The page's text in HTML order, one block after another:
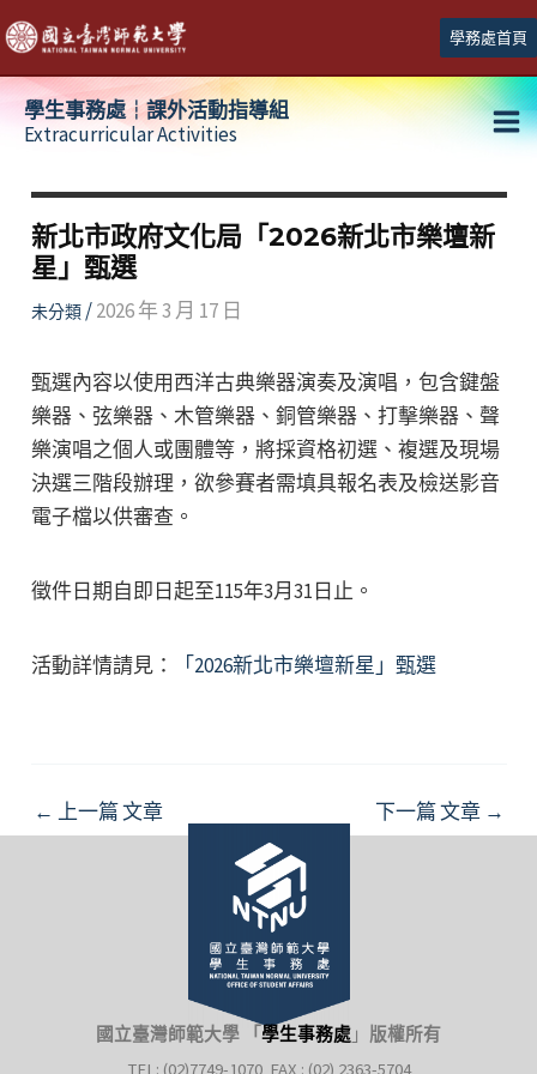
跳
至
主
學務處首頁
學生事務處┆課外活動指導組
Extracurricular Activities
新北市政府文化局「2026新北市樂壇新
星」甄選
未分類/2026 年 3 月 17 日
甄選內容以使用西洋古典樂器演奏及演唱，包含鍵盤
樂器、弦樂器、木管樂器、銅管樂器、打擊樂器、聲
樂演唱之個人或團體等，將採資格初選、複選及現場
決選三階段辦理，欲參賽者需填具報名表及檢送影音
電子檔以供審查。
徵件日期自即日起至115年3月31日止。
活動詳情請見： 「2026新北市樂壇新星」甄選
Post
navigation
← 上一篇 文章 下一篇 文章 →
國立臺灣師範大學 「 學生事務處 」 版權所有
TEL: (02)7749-1070 FAX : (02) 2363-5704